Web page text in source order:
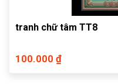
tranh chữ tâm TT8
100.000 ₫